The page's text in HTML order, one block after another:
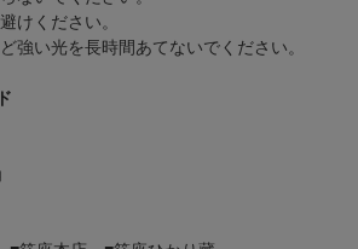
けください。
強い光を長時間あてないでください。